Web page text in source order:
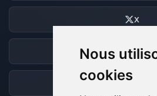
Nous
cookies
X
Discord
Forum